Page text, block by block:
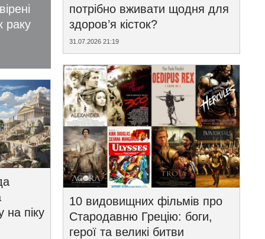
раку
на піку
потрібно вживати щодня для
здоров’я кісток?
31.07.2026 21:19
10 видовищних фільмів про
Стародавню Грецію: боги,
герої та великі битви